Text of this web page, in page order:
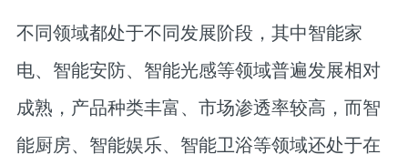
不同领域都处于不同发展阶段，其中智能家
电、智能安防、智能光感等领域普遍发展相对
成熟，产品种类丰富、市场渗透率较高，而智
能厨房、智能娱乐、智能卫浴等领域还处于在